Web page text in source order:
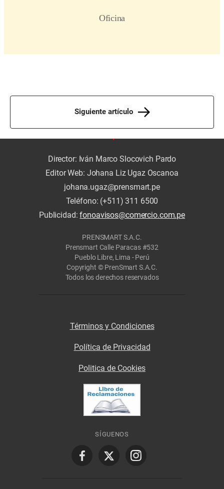
Siguiente artículo
Director: Iván Marco Slocovich Pardo
Editor Web: Johana Liz Ugaz Oscanoa
johana.ugaz@prensmart.pe
Teléfono: (+511) 311 6500
Publicidad:fonoavisos@comercio.com.pe
PRENSMART S.A.C.
Prensmart Calle Paracas #532
Pueblo Libre, Lima - Perú
Copyright © PrenSmart S.A.C.
Todos los derechos reservados
Términos y Condiciones
Política de Privacidad
Politica de Cookies
SÍGUENOS